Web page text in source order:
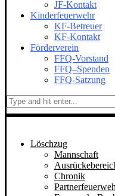
JF-Kontakt
Kinderfeuerwehr
KF-Betreuer
KF-Kontakt
Förderverein
FFQ-Vorstand
FFQ–Spenden
FFQ-Satzung
Löschzug
Mannschaft
Chronik